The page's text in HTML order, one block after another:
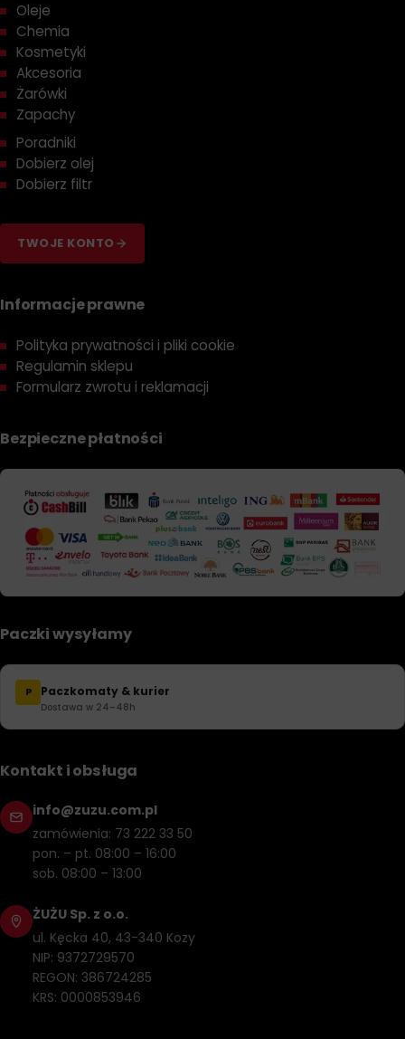
Oleje
Chemia
Kosmetyki
Akcesoria
Żarówki
Zapachy
Poradniki
Dobierz olej
Dobierz filtr
TWOJE KONTO
Informacje prawne
Polityka prywatności i pliki cookie
Regulamin sklepu
Formularz zwrotu i reklamacji
Bezpieczne płatności
Paczki wysyłamy
P Paczkomaty & kurier
Dostawa w 24–48h
Kontakt i obsługa
info@zuzu.com.pl
zamówienia: 73 222 33 50
pon. – pt. 08:00 – 16:00
sob. 08:00 – 13:00
ŻUŻU Sp. z o.o.
ul. Kęcka 40, 43-340 Kozy
NIP: 9372729570
REGON: 386724285
KRS: 0000853946